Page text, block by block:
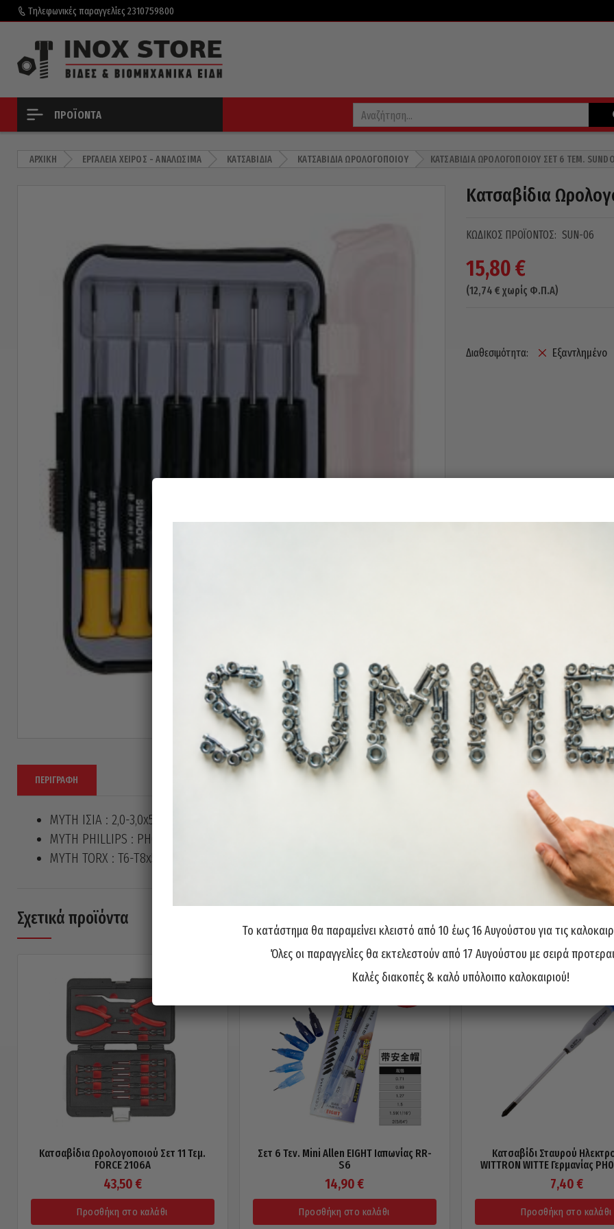
Τηλεφωνικές παραγγελίες 2310759800
ΠΡΟΪΌΝΤΑ
ΑΡΧΙΚΉ ΕΡΓΑΛΕΊΑ ΧΕΙΡΌΣ - ΑΝΑΛΏΣΙΜΑ ΚΑΤΣΑΒΊΔΙΑ ΚΑΤΣΑΒΊΔΙΑ ΩΡΟΛΟΓΟΠΟΙΟΎ ΚΑΤΣΑΒΊΔΙΑ ΩΡΟΛΟΓΟΠΟΙΟΎ ΣΕΤ 6 ΤΕΜ.
Κατσαβίδια
ΚΩΔΙΚΌΣ ΠΡΟΪΌΝΤΟΣ: SUN-06
15,80€
(12,74 € χωρίς Φ.Π.Α)
Διαθεσιμότητα: Εξαντλημένο
ΠΕΡΙΓΡΑΦΉ
MYTH ΙΣΙΑ : 2,0-3,0x50mm
ΜΥΤΗ PHILLIPS : PH00-PH0x50mm
ΜΥΤΗ TORX : T6-T8x50mm
Σχετικά προϊόντα
Κατσαβίδια Ωρολογοποιού Σετ 11 Τεμ.
FORCE 2106A
43,50 €
Προσθήκη στο καλάθι
Σετ 6 Τεν. Mini Allen EIGHT Ιαπωνίας RR-
S6
14,90 €
Προσθήκη στο καλάθι
Κατσαβίδι Σταυρού
WITTRON WITTE Γερμανίας
7,40 €
Προσθήκη στο καλάθι
Το κατάστημα θα παραμείνει κλειστό από 10 έως 16 Αυγούστου για τις
Όλες οι παραγγελίες θα εκτελεστούν από 17 Αυγούστου με σειρά
Καλές διακοπές & καλό υπόλοιπο καλοκαιριού!